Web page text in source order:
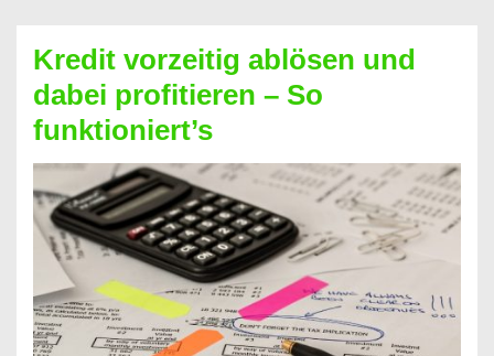
Kredit
berechnen
–
Mit
diesen
Regeln!
Kredit vorzeitig ablösen und
dabei profitieren – So
funktioniert’s